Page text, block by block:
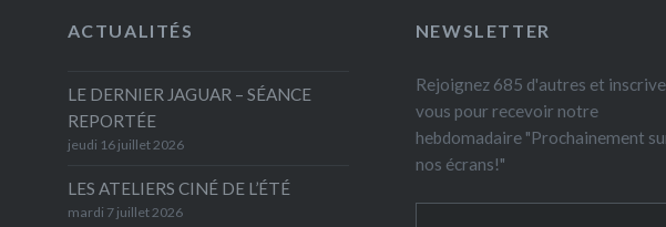
ACTUALITÉS
LE DERNIER JAGUAR – SÉANCE
REPORTÉE
jeudi 16 juillet 2026
LES ATELIERS CINÉ DE L’ÉTÉ
mardi 7 juillet 2026
NEWSLETTER
Rejoignez 685 d'autres et
vous pour recevoir notre
hebdomadaire "Prochainement
nos écrans!"